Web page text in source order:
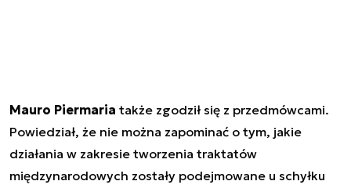
Mauro Piermaria także zgodził się z przedmówcami.
Powiedział, że nie można zapominać o tym, jakie
działania w zakresie tworzenia traktatów
międzynarodowych zostały podejmowane u schyłku